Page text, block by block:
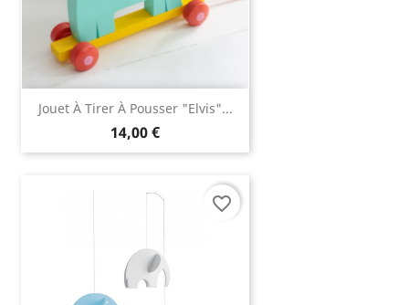
Jouet À Tirer À Pousser "Elvis"...
14,00 €
favorite_border